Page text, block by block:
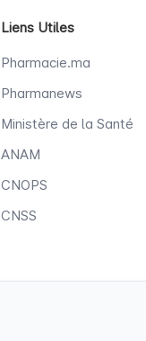
Liens Utiles
Pharmacie.ma
Pharmanews
Ministère de la Santé
ANAM
CNOPS
CNSS